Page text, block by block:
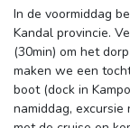
In de voormiddag
Kandal provincie.
(30min) om het
maken we een
boot (dock in
namiddag,